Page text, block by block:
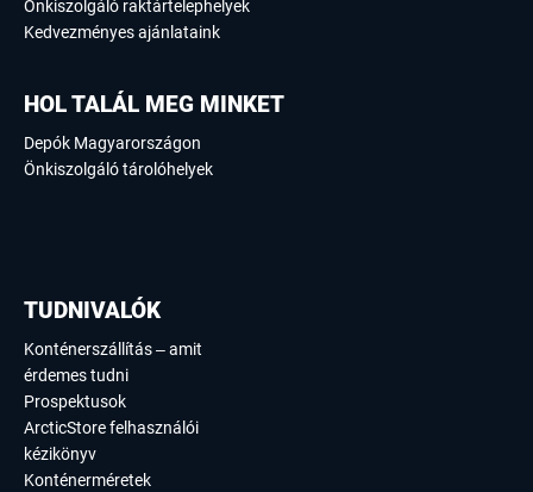
Önkiszolgáló raktártelephelyek
Kedvezményes ajánlataink
HOL TALÁL MEG MINKET
Depók Magyarországon
Önkiszolgáló tárolóhelyek
TUDNIVALÓK
Konténerszállítás – amit
érdemes tudni
Prospektusok
ArcticStore felhasználói
kézikönyv
Konténerméretek